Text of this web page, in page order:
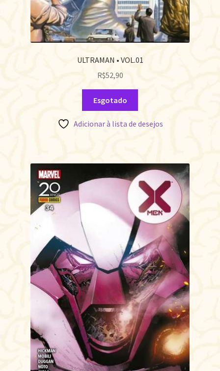
ULTRAMAN • VOL.01
R$52,90
Esgotado
Adicionar à lista de desejos